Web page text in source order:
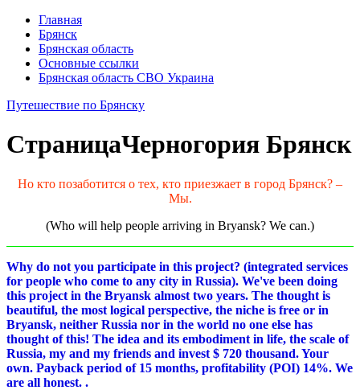
Главная
Брянск
Брянская область
Основные ссылки
Брянская область СВО Украина
Путешествие по Брянску
СтраницаЧерногория Брянск
Но кто позаботится о тех, кто приезжает в город Брянск? –
Мы.
(Who will help people arriving in Bryansk? We can.)
Why do not you participate in this project? (integrated services
for people who come to any city in Russia). We've been doing
this project in the Bryansk almost two years. The thought is
beautiful, the most logical perspective, the niche is free or in
Bryansk, neither Russia nor in the world no one else has
thought of this! The idea and its embodiment in life, the scale of
Russia, my and my friends and invest $ 720 thousand. Your
own. Payback period of 15 months, profitability (POI) 14%. We
are all honest. .